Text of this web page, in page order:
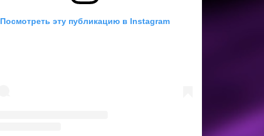
Посмотреть эту публикацию в Instagram